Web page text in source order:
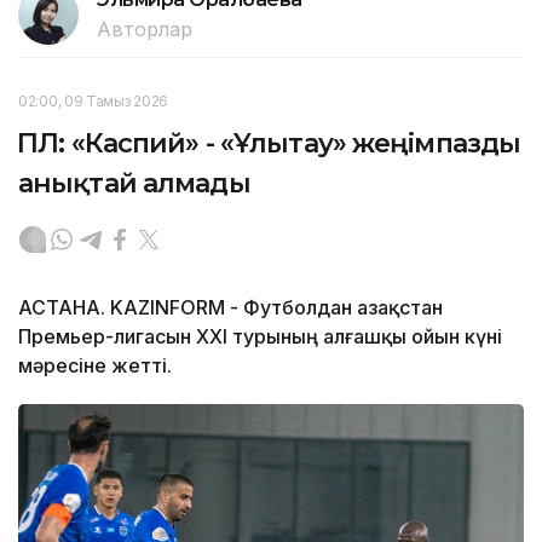
Авторлар
02:00, 09 Тамыз 2026
ҚПЛ: «Каспий» - «Ұлытау» жеңімпазды
анықтай алмады
АСТАНА. KAZINFORM - Футболдан Қазақстан
Премьер-лигасын ХХІ турының алғашқы ойын күні
мәресіне жетті.